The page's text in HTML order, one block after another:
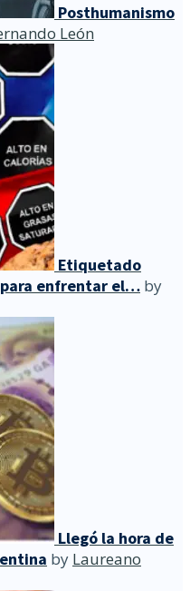
Posthumanismo
León
Etiquetado
enfrentar el… by
Llegó la hora de
by Laureano